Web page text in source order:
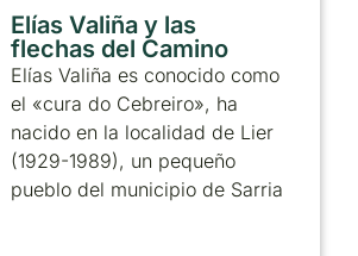
Elías Valiña y las
flechas del Camino
Elías Valiña es conocido como
el «cura do Cebreiro», ha
nacido en la localidad de Lier
(1929-1989), un pequeño
pueblo del municipio de Sarria